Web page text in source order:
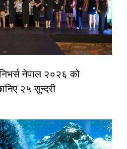
नेपाल २०२६ को
२५ सुन्दरी